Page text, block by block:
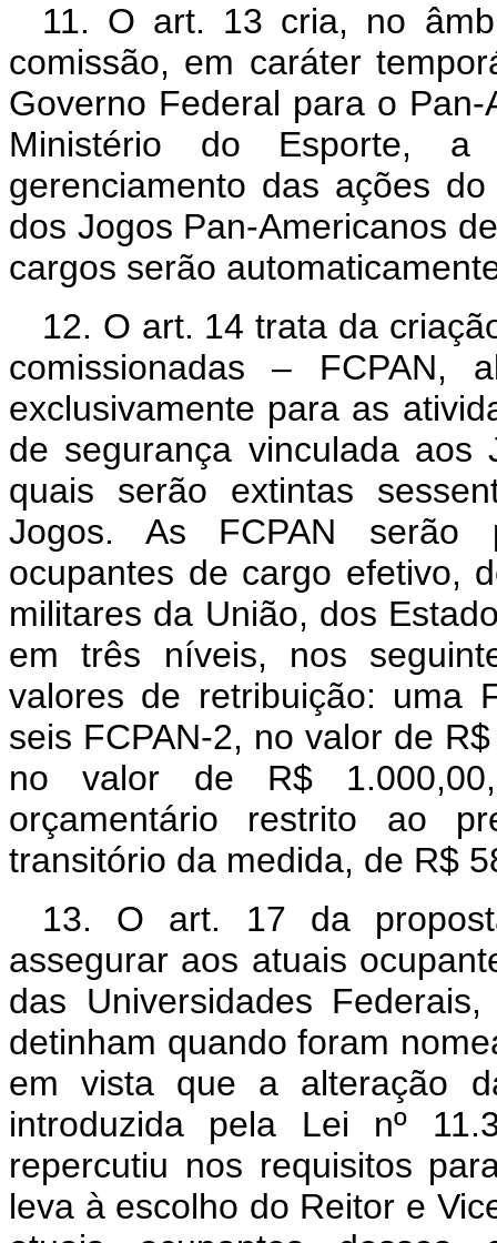
11. O art. 13 cria, no
comissão, em caráter
Governo Federal para o
Ministério do Esporte,
gerenciamento das ações
dos Jogos Pan-Americanos
cargos serão
12. O art. 14 trata da
comissionadas – FCPAN,
exclusivamente para as
de segurança vinculada aos
quais serão extintas
Jogos. As FCPAN serão
ocupantes de cargo efetivo,
militares da União, dos
em três níveis, nos
valores de retribuição: uma
seis FCPAN-2, no valor de
no valor de R$
orçamentário restrito ao
transitório da medida, de R$
13. O art. 17 da
assegurar aos atuais
das Universidades
detinham quando foram
em vista que a alteração
introduzida pela Lei nº
repercutiu nos requisitos
leva à escolho do Reitor e